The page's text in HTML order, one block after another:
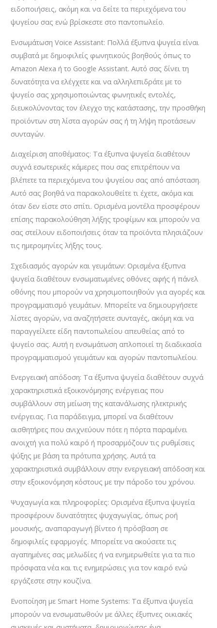
ειδοποιήσεις, ακόμη και να δείτε τα περιεχόμενα του
ψυγείου σας ενώ βρίσκεστε στο παντοπωλείο.
Ενσωμάτωση Voice Assistant: Πολλά έξυπνα ψυγεία είναι
συμβατά με δημοφιλείς φωνητικούς βοηθούς όπως το
Amazon Alexa ή το Google Assistant. Αυτό σας δίνει τη
δυνατότητα να ελέγχετε και να αλληλεπιδράτε με το
ψυγείο σας χρησιμοποιώντας φωνητικές εντολές,
διευκολύνοντας τον έλεγχο της κατάστασης, την προσθήκη
προϊόντων στη λίστα αγορών σας ή τη λήψη προτάσεων
συνταγών.
Διαχείριση αποθέματος: Τα έξυπνα ψυγεία διαθέτουν
συχνά εσωτερικές κάμερες που σας επιτρέπουν να
βλέπετε τα περιεχόμενα του ψυγείου σας από απόσταση.
Αυτό σας βοηθά να παρακολουθείτε τι έχετε, ακόμα και
όταν δεν είστε στο σπίτι. Ορισμένα μοντέλα προσφέρουν
επίσης παρακολούθηση λήξης τροφίμων και μπορούν να
σας στείλουν ειδοποιήσεις όταν τα προϊόντα πλησιάζουν
τις ημερομηνίες λήξης τους.
Σχεδιασμός αγορών και γευμάτων: Ορισμένα έξυπνα
ψυγεία διαθέτουν ενσωματωμένες οθόνες αφής ή πάνελ
οθόνης που μπορούν να χρησιμοποιηθούν για αγορές και
προγραμματισμό γευμάτων. Μπορείτε να δημιουργήσετε
λίστες αγορών, να αναζητήσετε συνταγές, ακόμη και να
παραγγείλετε είδη παντοπωλείου απευθείας από το
ψυγείο σας. Αυτή η ενσωμάτωση απλοποιεί τη διαδικασία
προγραμματισμού γευμάτων και αγορών παντοπωλείου.
Ενεργειακή απόδοση: Τα έξυπνα ψυγεία διαθέτουν συχνά
χαρακτηριστικά εξοικονόμησης ενέργειας που
συμβάλλουν στη μείωση της κατανάλωσης ηλεκτρικής
ενέργειας. Για παράδειγμα, μπορεί να διαθέτουν
αισθητήρες που ανιχνεύουν πότε η πόρτα παραμένει
ανοιχτή για πολύ καιρό ή προσαρμόζουν τις ρυθμίσεις
ψύξης με βάση τα πρότυπα χρήσης. Αυτά τα
χαρακτηριστικά συμβάλλουν στην ενεργειακή απόδοση και
στην εξοικονόμηση κόστους με την πάροδο του χρόνου.
Ψυχαγωγία και πληροφορίες: Ορισμένα έξυπνα ψυγεία
προσφέρουν δυνατότητες ψυχαγωγίας, όπως ροή
μουσικής, αναπαραγωγή βίντεο ή πρόσβαση σε
δημοφιλείς εφαρμογές. Μπορείτε να ακούσετε τις
αγαπημένες σας μελωδίες ή να ενημερωθείτε για τα πιο
πρόσφατα νέα και τις ενημερώσεις για τον καιρό ενώ
εργάζεστε στην κουζίνα.
Ενοποίηση με Smart Home Systems: Τα έξυπνα ψυγεία
μπορούν να ενσωματωθούν με άλλες έξυπνες οικιακές